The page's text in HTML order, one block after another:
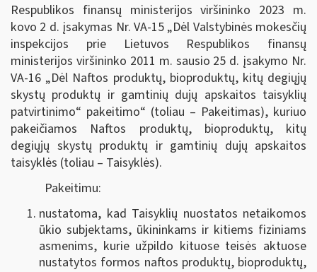
Respublikos finansų ministerijos viršininko 2023 m.
kovo 2 d. įsakymas Nr. VA-15 „Dėl Valstybinės mokesčių
inspekcijos prie Lietuvos Respublikos finansų
ministerijos viršininko 2011 m. sausio 25 d. įsakymo Nr.
VA-16 „Dėl Naftos produktų, bioproduktų, kitų degiųjų
skystų produktų ir gamtinių dujų apskaitos taisyklių
patvirtinimo“ pakeitimo“ (toliau – Pakeitimas), kuriuo
pakeičiamos Naftos produktų, bioproduktų, kitų
degiųjų skystų produktų ir gamtinių dujų apskaitos
taisyklės (toliau – Taisyklės).
Pakeitimu:
nustatoma, kad Taisyklių nuostatos netaikomos
ūkio subjektams, ūkininkams ir kitiems fiziniams
asmenims, kurie užpildo kituose teisės aktuose
nustatytos formos naftos produktų, bioproduktų,